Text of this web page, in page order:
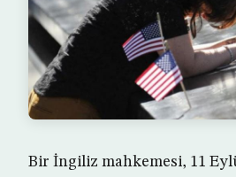
Bir İngiliz mahkemesi, 11